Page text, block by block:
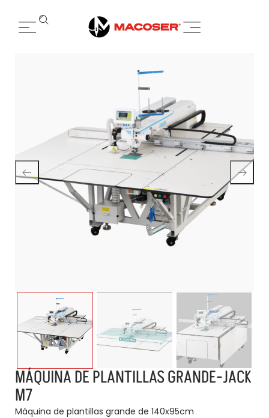
MÁQUINA DE PLANTILLAS GRANDE-JACK
M7
Máquina de plantillas grande de 140x95cm